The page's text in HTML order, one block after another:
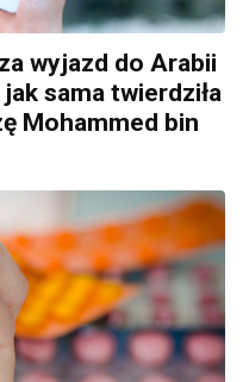
wyjazd do Arabii
sama twierdziła
Mohammed bin